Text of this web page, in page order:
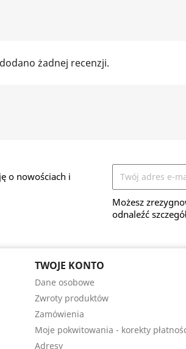
żadnej recenzji.
o nowościach i
Możesz
odnaleźć
TWOJE KONTO
Dane osobowe
Zwroty produktów
Zamówienia
Moje pokwitowania - korekty
Adresy